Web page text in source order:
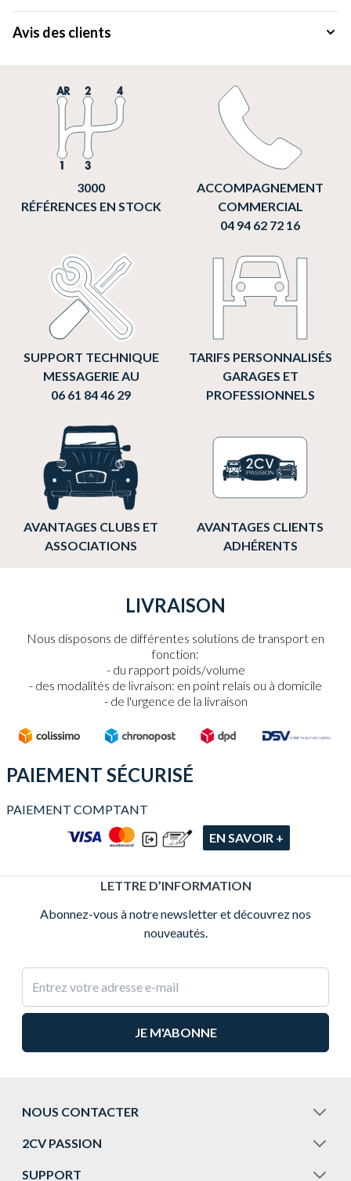
Avis des clients
3000
RÉFÉRENCES EN STOCK
ACCOMPAGNEMENT
COMMERCIAL
04 94 62 72 16
SUPPORT TECHNIQUE
MESSAGERIE AU
06 61 84 46 29
TARIFS PERSONNALISÉS
GARAGES ET
PROFESSIONNELS
AVANTAGES CLUBS ET
ASSOCIATIONS
AVANTAGES CLIENTS
ADHÉRENTS
LIVRAISON
Nous disposons de différentes solutions de transport en
fonction:
du rapport poids/volume
des modalités de livraison: en point relais ou à domicile
de l'urgence de la livraison
PAIEMENT SÉCURISÉ
PAIEMENT COMPTANT
EN SAVOIR +
LETTRE D’INFORMATION
Abonnez-vous à notre newsletter et découvrez nos
nouveautés.
Adresse e-mail
NOUS CONTACTER
2CV PASSION
SUPPORT